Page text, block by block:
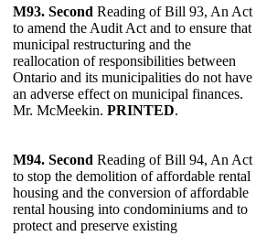
M93. Second Reading of Bill 93, An Act
to amend the Audit Act and to ensure that
municipal restructuring and the
reallocation of responsibilities between
Ontario and its municipalities do not have
an adverse effect on municipal finances.
Mr. McMeekin. PRINTED.
M94. Second Reading of Bill 94, An Act
to stop the demolition of affordable rental
housing and the conversion of affordable
rental housing into condominiums and to
protect and preserve existing